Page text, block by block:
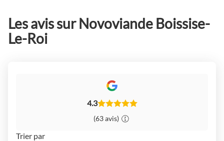
Les avis sur Novoviande Boissise-
Le-Roi
4.3
(63 avis)
Trier par